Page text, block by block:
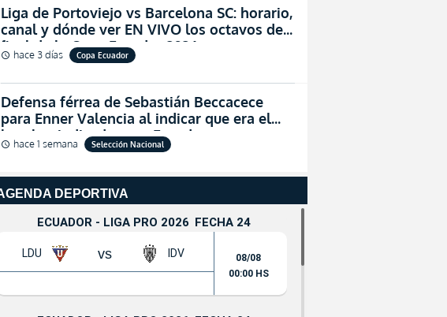
Liga de Portoviejo vs Barcelona SC: horario,
canal y dónde ver EN VIVO los octavos de
final de la Copa Ecuador 2026
schedule hace 3 días Copa Ecuador
Defensa férrea de Sebastián Beccacece
para Enner Valencia al indicar que era el
hombre indicado para Ecuador
schedule hace 1 semana Selección Nacional